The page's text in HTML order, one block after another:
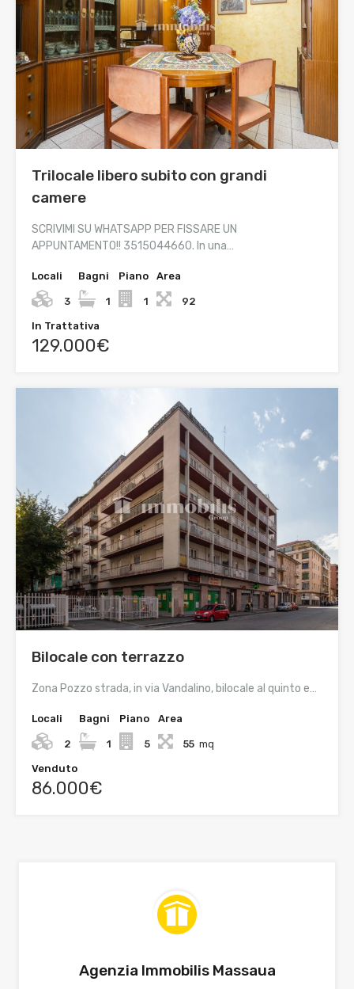
Trilocale libero subito con grandi
camere
SCRIVIMI SU WHATSAPP PER FISSARE UN
APPUNTAMENTO!! 3515044660. In una…
Locali
3
Bagni
1
Piano
1
Area
92
In Trattativa
129.000€
Bilocale con terrazzo
Zona Pozzo strada, in via Vandalino, bilocale al quinto e…
Locali
2
Bagni
1
Piano
5
Area
55 mq
Venduto
86.000€
Agenzia Immobilis Massaua